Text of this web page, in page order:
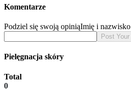
Komentarze
Podziel się swoją opiniąImię i nazwisko
Pielęgnacja skóry
Total
0